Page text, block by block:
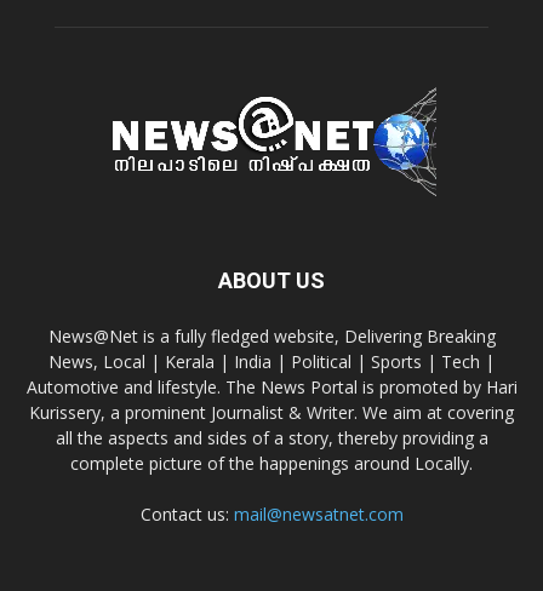
ABOUT US
News@Net is a fully fledged website, Delivering Breaking
News, Local | Kerala | India | Political | Sports | Tech |
Automotive and lifestyle. The News Portal is promoted by Hari
Kurissery, a prominent Journalist & Writer. We aim at covering
all the aspects and sides of a story, thereby providing a
complete picture of the happenings around Locally.
Contact us: mail@newsatnet.com